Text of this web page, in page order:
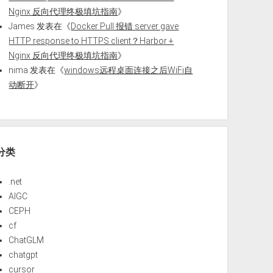
Nginx 反向代理终极填坑指南》
James 发表在《Docker Pull 报错 server gave
HTTP response to HTTPS client？Harbor +
Nginx 反向代理终极填坑指南》
nima 发表在《windows远程桌面连接之后WiFi自
动断开》
类
.net
AIGC
CEPH
cf
ChatGLM
chatgpt
cursor